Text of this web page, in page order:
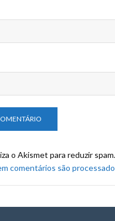
o Akismet para reduzir spam.
comentários são